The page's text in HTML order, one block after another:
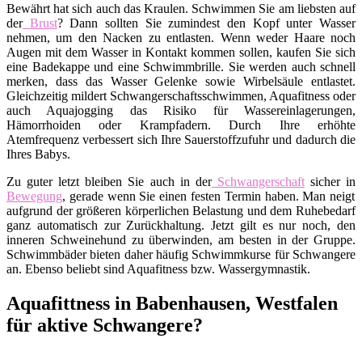
Bewährt hat sich auch das Kraulen. Schwimmen Sie am liebsten auf
derBrust? Dann sollten Sie zumindest den Kopf unter Wasser
nehmen, um den Nacken zu entlasten. Wenn weder Haare noch
Augen mit dem Wasser in Kontakt kommen sollen, kaufen Sie sich
eine Badekappe und eine Schwimmbrille. Sie werden auch schnell
merken, dass das Wasser Gelenke sowie Wirbelsäule entlastet.
Gleichzeitig mildert Schwangerschaftsschwimmen, Aquafitness oder
auch Aquajogging das Risiko für Wassereinlagerungen,
Hämorrhoiden oder Krampfadern. Durch Ihre erhöhte
Atemfrequenz verbessert sich Ihre Sauerstoffzufuhr und dadurch die
Ihres Babys.
Zu guter letzt bleiben Sie auch in derSchwangerschaftsicher in
Bewegung, gerade wenn Sie einen festen Termin haben. Man neigt
aufgrund der größeren körperlichen Belastung und dem Ruhebedarf
ganz automatisch zur Zurückhaltung. Jetzt gilt es nur noch, den
inneren Schweinehund zu überwinden, am besten in der Gruppe.
Schwimmbäder bieten daher häufig Schwimmkurse für Schwangere
an. Ebenso beliebt sind Aquafitness bzw. Wassergymnastik.
Aquafittness in Babenhausen, Westfalen
für aktive Schwangere?